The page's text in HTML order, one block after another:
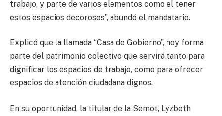
trabajo, y parte de varios elementos como el tener
estos espacios decorosos”, abundó el mandatario.
Explicó que la llamada “Casa de Gobierno”, hoy forma
parte del patrimonio colectivo que servirá tanto para
dignificar los espacios de trabajo, como para ofrecer
espacios de atención ciudadana dignos.
En su oportunidad, la titular de la Semot, Lyzbeth